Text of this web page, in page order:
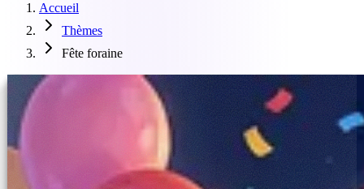
Accueil
Thèmes
Fête foraine